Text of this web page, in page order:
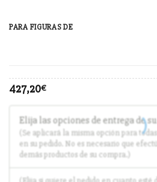
PARA FIGURAS DE
427,20€
Elija las opciones de entrega de
(Se aplicará la misma opción para
en su pedido. No es necesario que
demás productos de su compra.)